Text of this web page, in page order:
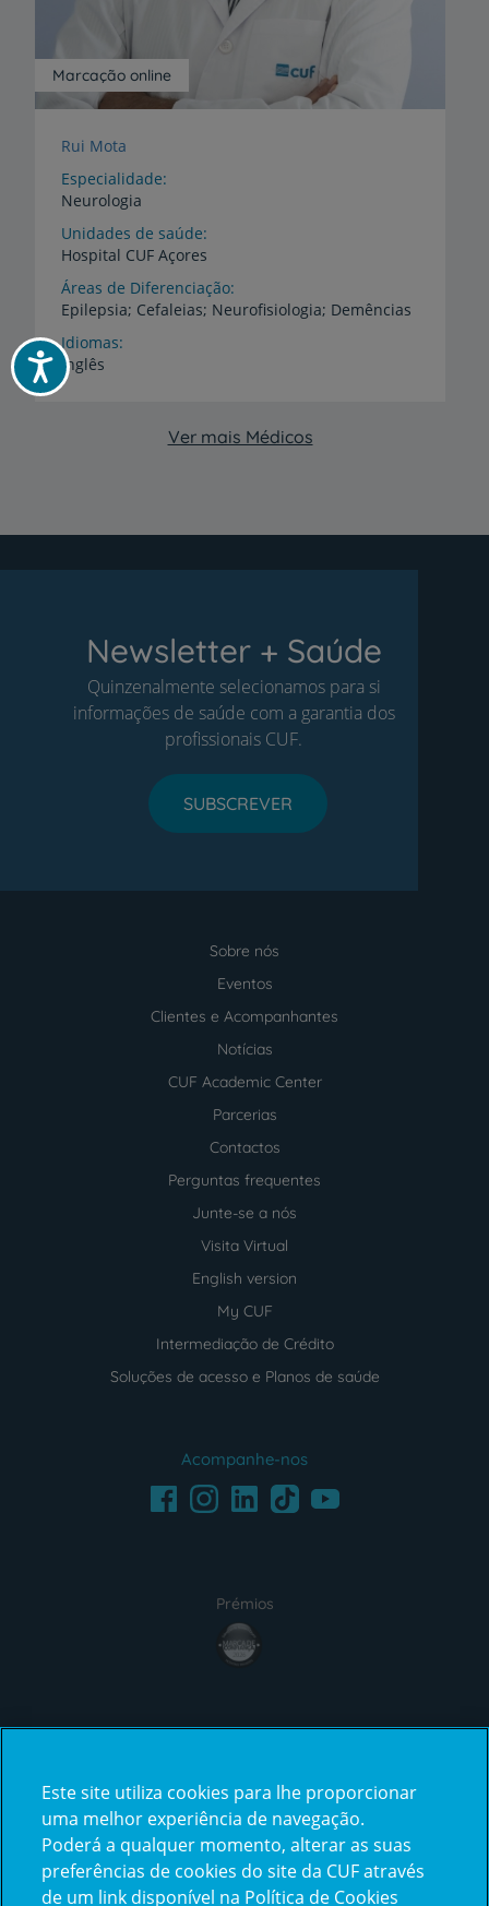
Acessibilidade
Marcação online
Rui Mota
Especialidade
Neurologia
Unidades de saúde
Hospital CUF Açores
Áreas de Diferenciação
Epilepsia; Cefaleias; Neurofisiologia; Demências
Idiomas
Inglês
Ver mais Médicos
Newsletter + Saúde
Quinzenalmente selecionamos para si
informações de saúde com a garantia dos
profissionais CUF.
SUBSCREVER
Sobre nós
Eventos
Clientes e Acompanhantes
Notícias
CUF Academic Center
Parcerias
Contactos
Perguntas frequentes
Junte-se a nós
Visita Virtual
English version
My CUF
Intermediação de Crédito
Soluções de acesso e Planos de saúde
Acompanhe-nos
FacebookInstagramLinkedInTikTokYoutube
Prémios
award4
certification2certification3
Este site utiliza cookies para lhe proporcionar
uma melhor experiência de navegação.
Poderá a qualquer momento, alterar as suas
preferências de cookies do site da CUF através
de um link disponível na Política de Cookies